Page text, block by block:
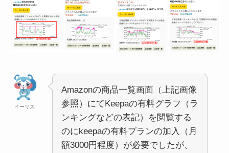
イーリス
Amazonの商品一覧画面（上記画像
参照）にてKeepaの有料グラフ（ラ
ンキングなどの表記）を閲覧する
のにkeepaの有料プランの加入（月
額3000円程度）が必要でしたが、